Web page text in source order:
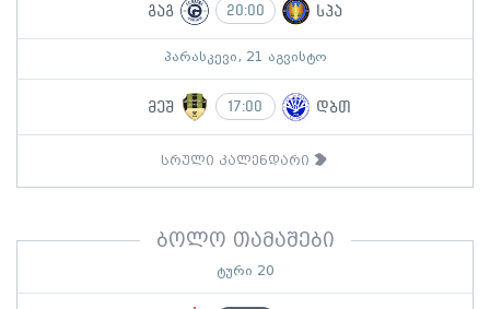
გაგ 20:00 სპა
პარასკევი, 21 აგვისტო
მეშ 17:00 დბთ
სრული კალენდარი
ბოლო თამაშები
ტური 20